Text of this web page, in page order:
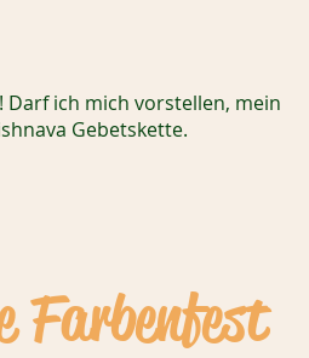
ich mich vorstellen, mein
Gebetskette.
Farbenfest